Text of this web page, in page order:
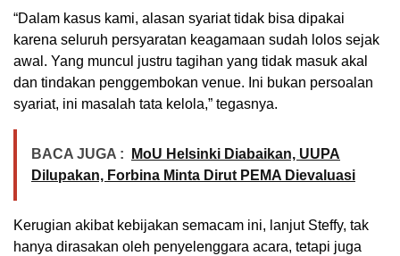
“Dalam kasus kami, alasan syariat tidak bisa dipakai
karena seluruh persyaratan keagamaan sudah lolos sejak
awal. Yang muncul justru tagihan yang tidak masuk akal
dan tindakan penggembokan venue. Ini bukan persoalan
syariat, ini masalah tata kelola,” tegasnya.
BACA JUGA :
MoU Helsinki Diabaikan, UUPA
Dilupakan, Forbina Minta Dirut PEMA Dievaluasi
Kerugian akibat kebijakan semacam ini, lanjut Steffy, tak
hanya dirasakan oleh penyelenggara acara, tetapi juga